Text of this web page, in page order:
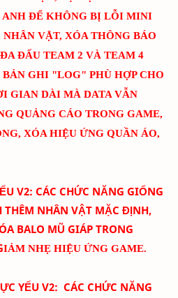
ANH ĐỂ KHÔNG BỊ LỖI MINI
VẬT, XÓA THÔNG BÁO
ĐẤU TEAM 2 VÀ TEAM 4
GHI "LOG" PHÙ HỢP CHO
GIAN DÀI MÀ DATA VẪN
QUẢNG CÁO TRONG GAME,
XÓA HIỆU ỨNG QUẦN ÁO,
V2: CÁC CHỨC NĂNG GIỐNG
NHÂN VẬT MẶC ĐỊNH,
BALO MŨ GIÁP TRONG
IẢM NHẸ HIỆU ỨNG GAME.
YẾU V2: CÁC CHỨC NĂNG